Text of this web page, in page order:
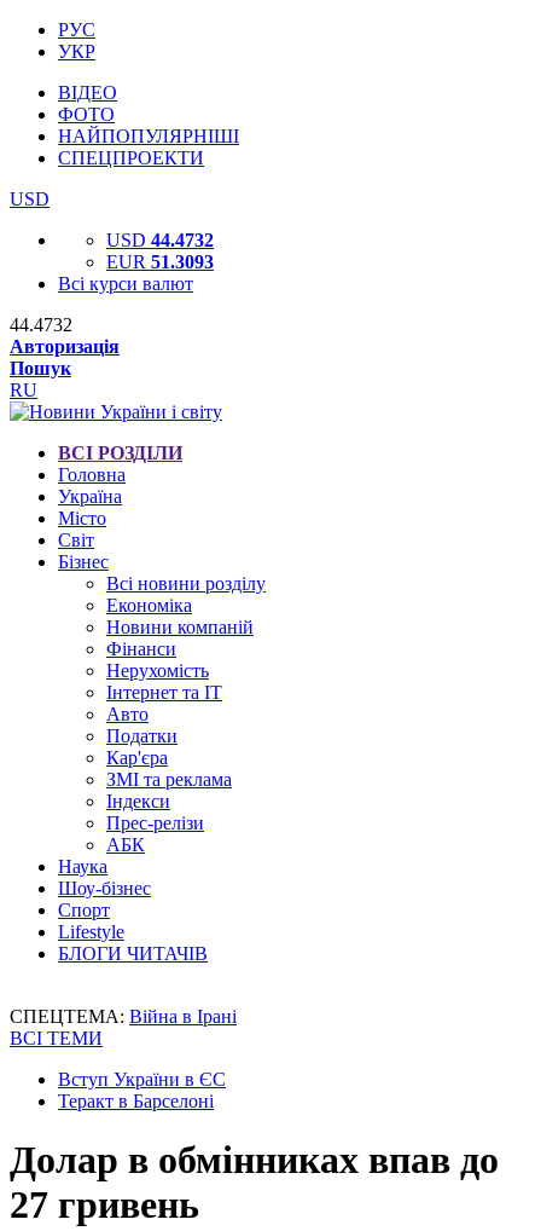
РУС
УКР
ВІДЕО
ФОТО
НАЙПОПУЛЯРНІШІ
СПЕЦПРОЕКТИ
USD
USD 44.4732
EUR 51.3093
Всі курси валют
44.4732
Авторизація
Пошук
RU
ВСІ РОЗДІЛИ
Головна
Україна
Місто
Світ
Бізнес
Всі новини розділу
Економіка
Новини компаній
Фінанси
Нерухомість
Інтернет та IT
Авто
Податки
Кар'єра
ЗМІ та реклама
Індекси
Прес-релізи
АБК
Наука
Шоу-бізнес
Спорт
Lifestyle
БЛОГИ ЧИТАЧІВ
СПЕЦТЕМА: Війна в Ірані
ВСІ ТЕМИ
Вступ України в ЄС
Теракт в Барселоні
Долар в обмінниках впав до
27 гривень